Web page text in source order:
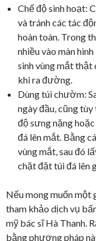
Chế độ sinh hoạt:
và tránh các tác
hoàn toàn. Trong
nhiều vào màn
sinh vùng mắt thật
khi ra đường.
Dùng túi chườm:
ngày đầu, cũng
độ sưng nặng
đá lên mắt. Bằng
vùng mắt, sau đó
chặt đặt túi đá lên
Nếu mong muốn một
tham khảo dịch vụ
mỹ bác sĩ Hà Thanh.
bằng phương pháp